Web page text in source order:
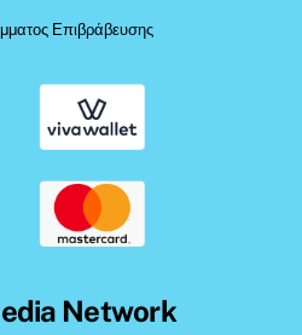
Επιβράβευσης
Network